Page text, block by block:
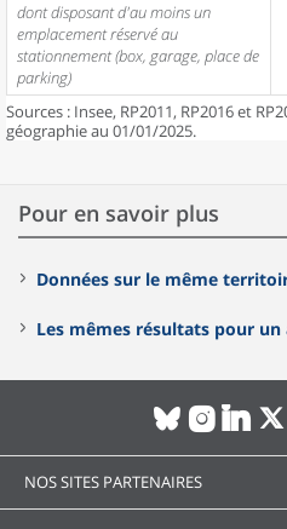
dont disposant d'au moins un
emplacement réservé au
stationnement (box, garage, place de
parking)
Sources : Insee, RP2011, RP2016 et
géographie au 01/01/2025.
Pour en savoir plus
Données sur le même
Les mêmes résultats pour
NOS SITES PARTENAIRES